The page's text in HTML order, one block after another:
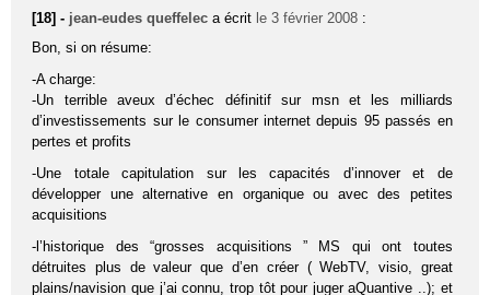
[18] - jean-eudes queffelec a écrit le 3 février 2008 :
Bon, si on résume:
-A charge:
-Un terrible aveux d’échec définitif sur msn et les milliards
d’investissements sur le consumer internet depuis 95 passés en
pertes et profits
-Une totale capitulation sur les capacités d’innover et de
développer une alternative en organique ou avec des petites
acquisitions
-l’historique des “grosses acquisitions ” MS qui ont toutes
détruites plus de valeur que d’en créer ( WebTV, visio, great
plains/navision que j’ai connu, trop tôt pour juger aQuantive ..); et